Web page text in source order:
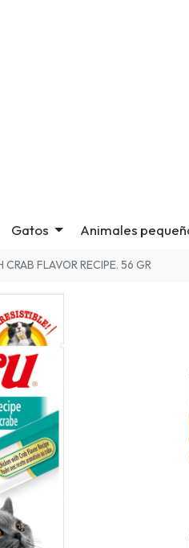
Gatos Animales
FLAVOR RECIPE. 56 GR